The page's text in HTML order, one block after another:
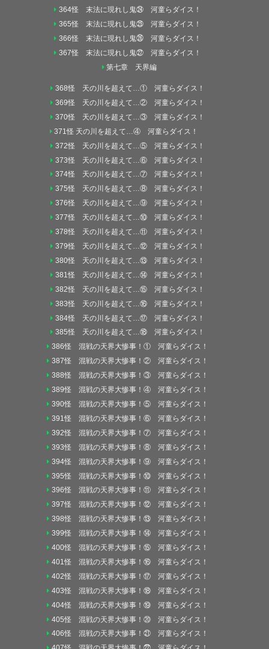
364怪 末法に現れし鬼㉔ 河童らダイス！
365怪 末法に現れし鬼㉕ 河童らダイス！
366怪 末法に現れし鬼㉖ 河童らダイス！
367怪 末法に現れし鬼㉗ 河童らダイス！
第七章 天界編
368怪 天の川を超えて…① 河童らダイス！
369怪 天の川を超えて…② 河童らダイス！
370怪 天の川を超えて…③ 河童らダイス！
371怪 天の川を超えて…④ 河童らダイス！
372怪 天の川を超えて…⑤ 河童らダイス！
373怪 天の川を超えて…⑥ 河童らダイス！
374怪 天の川を超えて…⑦ 河童らダイス！
375怪 天の川を超えて…⑧ 河童らダイス！
376怪 天の川を超えて…⑨ 河童らダイス！
377怪 天の川を超えて…⑩ 河童らダイス！
378怪 天の川を超えて…⑪ 河童らダイス！
379怪 天の川を超えて…⑫ 河童らダイス！
380怪 天の川を超えて…⑬ 河童らダイス！
381怪 天の川を超えて…⑭ 河童らダイス！
382怪 天の川を超えて…⑮ 河童らダイス！
383怪 天の川を超えて…⑯ 河童らダイス！
384怪 天の川を超えて…⑰ 河童らダイス！
385怪 天の川を超えて…⑱ 河童らダイス！
386怪 混戦の天界大惨事！① 河童らダイス！
387怪 混戦の天界大惨事！② 河童らダイス！
388怪 混戦の天界大惨事！③ 河童らダイス！
389怪 混戦の天界大惨事！④ 河童らダイス！
390怪 混戦の天界大惨事！⑤ 河童らダイス！
391怪 混戦の天界大惨事！⑥ 河童らダイス！
392怪 混戦の天界大惨事！⑦ 河童らダイス！
393怪 混戦の天界大惨事！⑧ 河童らダイス！
394怪 混戦の天界大惨事！⑨ 河童らダイス！
395怪 混戦の天界大惨事！⑩ 河童らダイス！
396怪 混戦の天界大惨事！⑪ 河童らダイス！
397怪 混戦の天界大惨事！⑫ 河童らダイス！
398怪 混戦の天界大惨事！⑬ 河童らダイス！
399怪 混戦の天界大惨事！⑭ 河童らダイス！
400怪 混戦の天界大惨事！⑮ 河童らダイス！
401怪 混戦の天界大惨事！⑯ 河童らダイス！
402怪 混戦の天界大惨事！⑰ 河童らダイス！
403怪 混戦の天界大惨事！⑱ 河童らダイス！
404怪 混戦の天界大惨事！⑲ 河童らダイス！
405怪 混戦の天界大惨事！⑳ 河童らダイス！
406怪 混戦の天界大惨事！㉑ 河童らダイス！